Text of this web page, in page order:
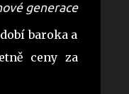
generace
baroka a
ceny za